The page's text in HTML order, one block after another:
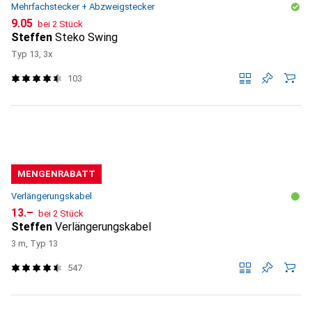
Mehrfachstecker + Abzweigstecker
CHF
9.05 bei 2 Stück
Steffen Steko Swing
Typ 13, 3x
103
MENGENRABATT
Verlängerungskabel
CHF
13.– bei 2 Stück
Steffen Verlängerungskabel
3 m, Typ 13
547